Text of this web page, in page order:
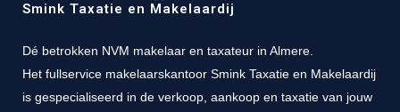
Smink Taxatie en Makelaardij
Dé betrokken NVM makelaar en taxateur in Almere.
Het fullservice makelaarskantoor Smink Taxatie en Makelaardij
is gespecialiseerd in de verkoop, aankoop en taxatie van jouw